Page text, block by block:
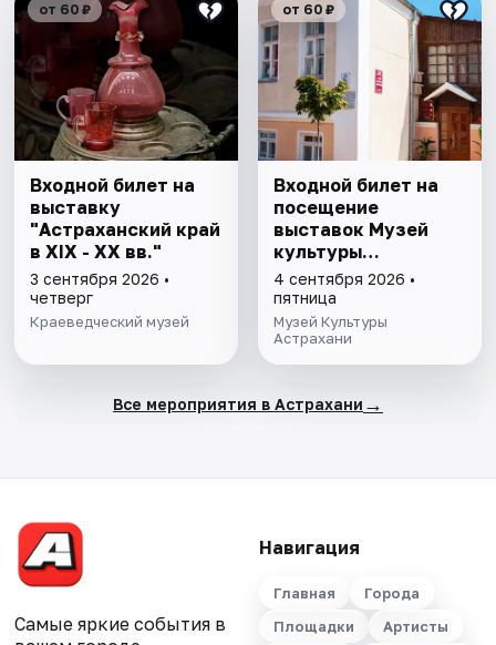
от 60 ₽
Входной билет на
выставку
"Астраханский край
в XIX - XX вв."
3 сентября 2026 •
четверг
Краеведческий музей
от 60 ₽
Входной билет на
посещение
выставок Музей
культуры
Астрахани
4 сентября 2026 •
пятница
Музей Культуры
Астрахани
Все мероприятия в Астрахани →
Самые яркие события в
Навигация
Главная
Города
Площадки
Артисты